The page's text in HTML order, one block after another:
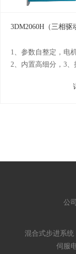
3DM2060H（三相驱
1、参数自整定，电
2、内置高细分，3、
4、中、高速力矩补
平滑性7、单、双脉
式可选择8、电机运
离，兼容 5V~24V10
公
混合式步进系统
伺服